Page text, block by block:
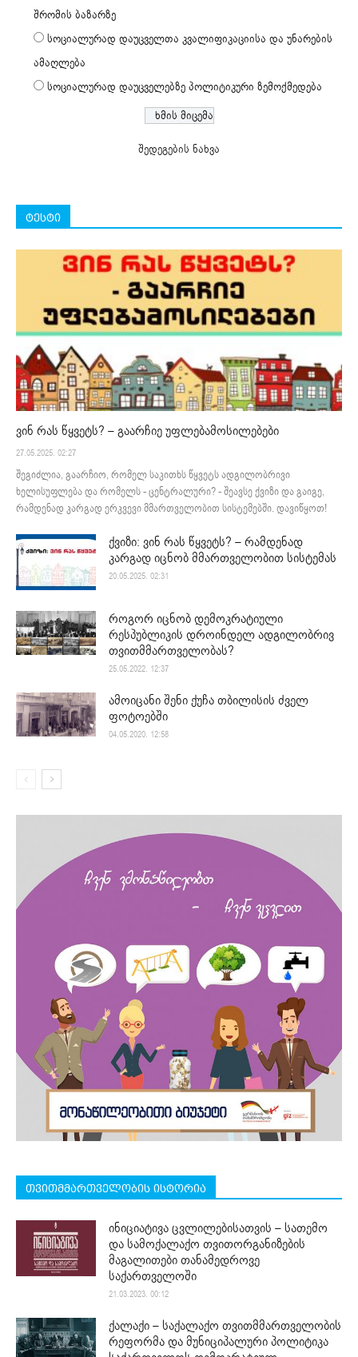
შრომის ბაზარზე
სოციალურად დაუცველთა კვალიფიკაციისა და უნარების
ამაღლება
სოციალურად დაუცველებზე პოლიტიკური ზემოქმედება
შედეგების ნახვა
ტესტი
ვინ რას წყვეტს? – გაარჩიე უფლებამოსილებები
27.05.2025. 02:27
შეგიძლია, გაარჩიო, რომელ საკითხს წყვეტს ადგილობრივი
ხელისუფლება და რომელს - ცენტრალური? - შეავსე ქვიზი და გაიგე,
რამდენად კარგად ერკვევი მმართველობით სისტემებში. დავიწყოთ!
ქვიზი: ვინ რას წყვეტს? – რამდენად
კარგად იცნობ მმართველობით სისტემას
20.05.2025. 02:31
როგორ იცნობ დემოკრატიული
რესპუბლიკის დროინდელ ადგილობრივ
თვითმმართველობას?
25.05.2022. 12:37
ამოიცანი შენი ქუჩა თბილისის ძველ
ფოტოებში
04.05.2020. 12:58
თვითმმართველობის ისტორია
ინიციატივა ცვლილებისათვის – სათემო
და სამოქალაქო თვითორგანიზების
მაგალითები თანამედროვე
საქართველოში
21.03.2023. 00:12
ქალაქი – საქალაქო თვითმმართველობის
რეფორმა და მუნიციპალური პოლიტიკა